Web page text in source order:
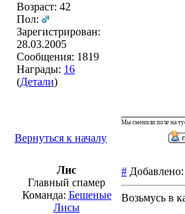
Возраст: 42
Пол:
Зарегистрирован:
28.03.2005
Сообщения: 1819
Награды: 16
(Детали)
Мы сменили поле на
Вернуться к началу
Лис
Главный спамер
Команда: Бешеные
Лисы
#
Возьмусь в